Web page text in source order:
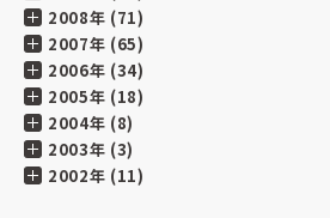
2008年 (71)
2007年 (65)
2006年 (34)
2005年 (18)
2004年 (8)
2003年 (3)
2002年 (11)